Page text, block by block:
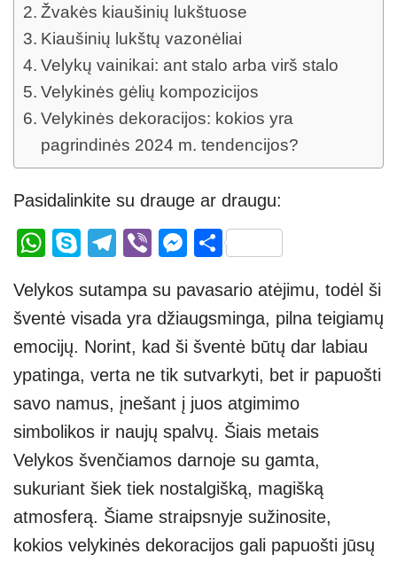
Žvakės kiaušinių lukštuose
Kiaušinių lukštų vazonėliai
Velykų vainikai: ant stalo arba virš stalo
Velykinės gėlių kompozicijos
Velykinės dekoracijos: kokios yra
pagrindinės 2024 m. tendencijos?
Pasidalinkite su drauge ar draugu:
W
at
s
A
p
p
S
p
e
T
e
gr
a
m
Vi
er
M
ss
e
n
g
er
S
ar
e
Velykos sutampa su pavasario atėjimu, todėl ši
šventė visada yra džiaugsminga, pilna teigiamų
emocijų. Norint, kad ši šventė būtų dar labiau
ypatinga, verta ne tik sutvarkyti, bet ir papuošti
savo namus, įnešant į juos atgimimo
simbolikos ir naujų spalvų. Šiais metais
Velykos švenčiamos darnoje su gamta,
sukuriant šiek tiek nostalgišką, magišką
atmosferą. Šiame straipsnyje sužinosite,
kokios velykinės dekoracijos gali papuošti jūsų